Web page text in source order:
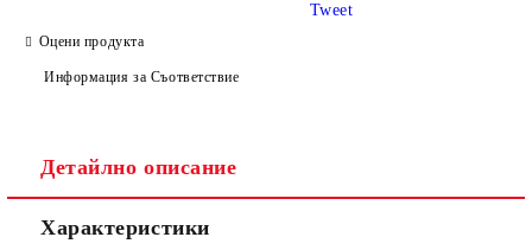
Оцени продукта
Информация за Съответствие
Tweet
Детайлно описание
Характеристики